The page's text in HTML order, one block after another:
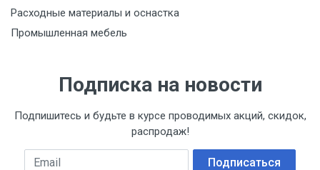
Расходные материалы и оснастка
Промышленная мебель
Подписка на новости
Подпишитесь и будьте в курсе проводимых акций, скидок,
распродаж!
Email Подписаться